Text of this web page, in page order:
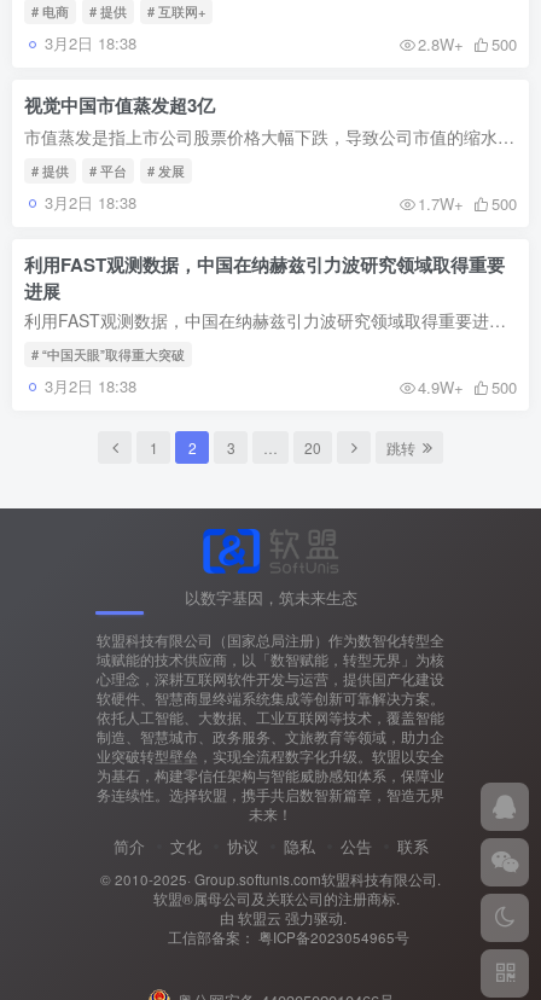
# 电商 # 提供 # 互联网+
3月2日 18:38 2.8W+ 500
视觉中国市值蒸发超3亿
市值蒸发是指上市公司股票价格大幅下跌，导致公司市值的缩水。近日，中国图片公司视觉中国遭遇了一次惨痛的市值蒸发，超过3亿人民币。这次事件引起了广泛的关注和讨论。
# 提供 # 平台 # 发展
3月2日 18:38 1.7W+ 500
利用FAST观测数据，中国在纳赫兹引力波研究领域取得重要
进展
利用FAST观测数据，中国在纳赫兹引力波研究领域取得重要进展!中国天眼（FAST）是目前世界上最大的单口径射电望远镜，位于中国贵州省。自从其建成以来，FAST一直在探索宇宙谜团方面取得了显著的...
# “中国天眼”取得重大突破
3月2日 18:38 4.9W+ 500
1 2 3 20 跳转
以数字基因，筑未来生态
软盟科技有限公司（国家总局注册）作为数智化转型全
域赋能的技术供应商，以「数智赋能，转型无界」为核
心理念，深耕互联网软件开发与运营，提供国产化建设
软硬件、智慧商显终端系统集成等创新可靠解决方案。
依托人工智能、大数据、工业互联网等技术，覆盖智能
制造、智慧城市、政务服务、文旅教育等领域，助力企
业突破转型壁垒，实现全流程数字化升级。软盟以安全
为基石，构建零信任架构与智能威胁感知体系，保障业
务连续性。选择软盟，携手共启数智新篇章，智造无界
未来！
简介 文化 协议 隐私 公告 联系
© 2010-2025· Group.softunis.com软盟科技有限公司
软盟®属母公司及关联公司的注册商标.
由 软盟云 强力驱动.
工信部备案： 粤ICP备2023054965号